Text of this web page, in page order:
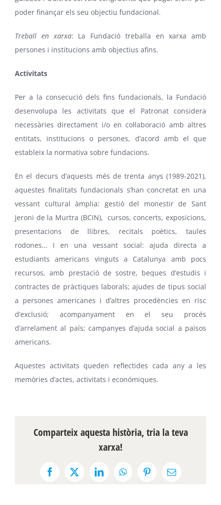
poder finançar els seu objectiu fundacional.
Treball en xarxa: La Fundació treballa en xarxa amb
persones i institucions amb objectius afins.
Activitats
Per a la consecució dels fins fundacionals, la Fundació
desenvolupa les activitats que el Patronat considera
necessàries directament i/o en col·laboració amb altres
entitats, institucions o persones, d’acord amb el que
estableix la normativa sobre fundacions.
En el decurs d’aquests més de trenta anys (1989-2021),
aquestes finalitats fundacionals s’han concretat en una
vessant cultural àmplia: gestió del monestir de Sant
Jeroni de la Murtra (BCIN), cursos, concerts, exposicions,
presentacions de llibres, recitals poètics, taules
rodones… I en una vessant social: ajuda directa a
estudiants americans vinguts a Catalunya amb pocs
recursos, amb prestació de sostre, beques d’estudis i
contractes de pràctiques laborals; ajudes de tipus social
a persones americanes i d’altres procedències en risc
d’exclusió; acompanyament en el seu procés
d’arrelament al país; campanyes d’ajuda social a països
americans.
Aquestes activitats queden reflectides cada any a les
memòries d’actes, activitats i económiques.
Comparteix aquesta història, tria la teva
xarxa!
Facebook
X LinkedInWhatsAppPinterestEmail: